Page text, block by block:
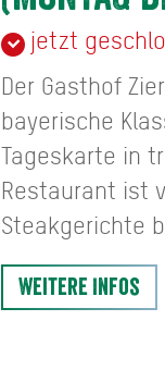
jetzt
Der Gasthof
bayerische
Tageskarte in
Restaurant ist
Steakgerichte
Weitere Infos